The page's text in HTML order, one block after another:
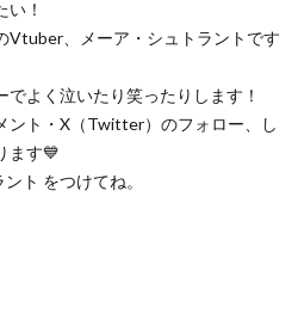
！
Vtuber、メーア・シュトラントです
よく泣いたり笑ったりします！
ント・X（Twitter）のフォロー、し
ます💙
ト をつけてね。